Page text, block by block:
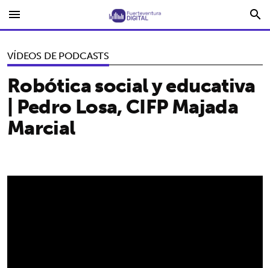
menu search
VÍDEOS DE PODCASTS
Robótica social y educativa
| Pedro Losa, CIFP Majada
Marcial